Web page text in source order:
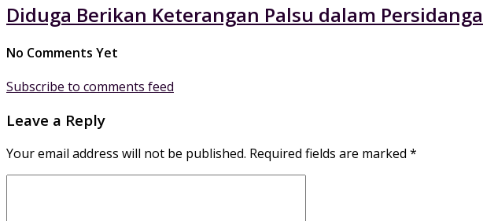
Diduga Berikan Keterangan Palsu dalam
No Comments Yet
Subscribe to comments feed
Leave a Reply
Your email address will not be published. Required fields are marked *